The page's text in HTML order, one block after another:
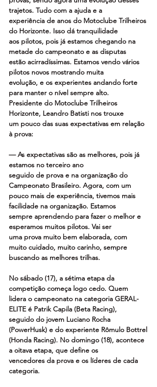
trajetos. Tudo com a ajuda e a
experiência de anos do Motoclube Trilheiros
do Horizonte. Isso dá tranquilidade
aos pilotos, pois já estamos chegando na
metade do campeonato e as disputas
estão acirradíssimas. Estamos vendo vários
pilotos novos mostrando muita
evolução, e os experientes andando forte
para manter o nível sempre alto.
Presidente do Motoclube Trilheiros
Horizonte, Leandro Batisti nos trouxe
um pouco das suas expectativas em relação
à prova:
— As expectativas são as melhores, pois já
estamos no terceiro ano
seguido de prova e na organização do
Campeonato Brasileiro. Agora, com um
pouco mais de experiência, tivemos mais
facilidade na organização. Estamos
sempre aprendendo para fazer o melhor e
esperamos muitos pilotos. Vai ser
uma prova muito bem elaborada, com
muito cuidado, muito carinho, sempre
buscando as melhores trilhas.
No sábado (17), a sétima etapa da
competição começa logo cedo. Quem
lidera o campeonato na categoria GERAL-
ELITE é Patrik Capila (Beta Racing),
seguido do jovem Luciano Rocha
(PowerHusk) e do experiente Rômulo Bottrel
(Honda Racing). No domingo (18), acontece
a oitava etapa, que define os
vencedores da prova e os líderes de cada
categoria.